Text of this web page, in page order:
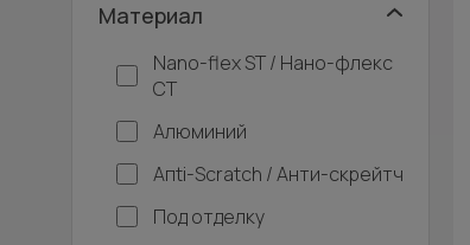
Материал
Nano-flex ST / Нано-флекс
СТ
Алюминий
Апti-Sсrаtсh / Анти-скрейтч
Под отделку